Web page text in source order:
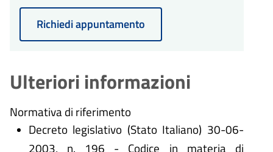
Richiedi appuntamento
Ulteriori informazioni
Normativa di riferimento
Decreto legislativo (Stato Italiano) 30-06-
2003, n. 196 - Codice in materia di